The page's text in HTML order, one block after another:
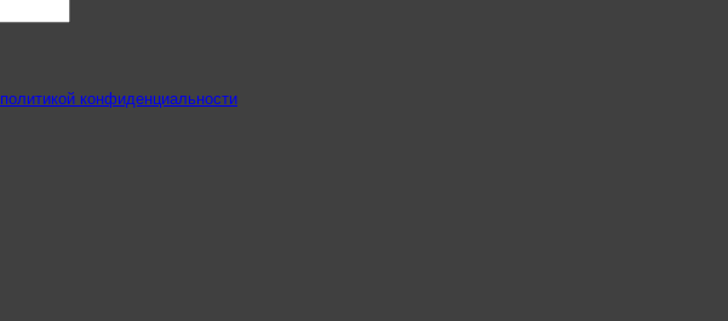
политикой конфиденциальности